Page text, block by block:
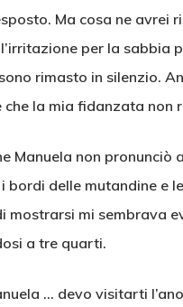
Ma cosa ne
per la
rimasto in silenzio.
la mia fidanzata non
Manuela non
bordi delle mutandine e
mostrarsi mi sembrava
a tre quarti.
… devo visitarti